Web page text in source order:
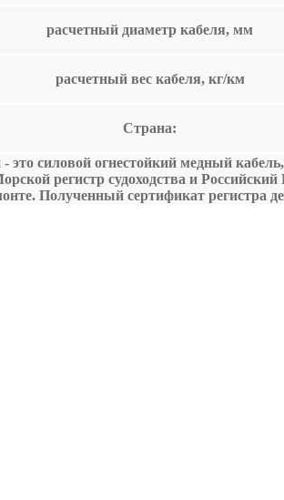
расчетный диаметр кабеля, мм
расчетный вес кабеля, кг/км
Страна:
силовой огнестойкий медный
регистр судоходства и
Полученный сертификат